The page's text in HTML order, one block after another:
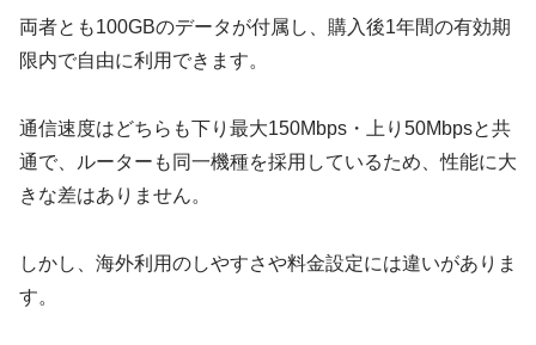
両者とも100GBのデータが付属し、購入後1年間の有効期
限内で自由に利用できます。
通信速度はどちらも下り最大150Mbps・上り50Mbpsと共
通で、ルーターも同一機種を採用しているため、性能に大
きな差はありません。
しかし、海外利用のしやすさや料金設定には違いがありま
す。